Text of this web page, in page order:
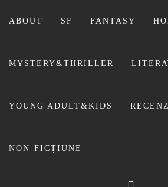
ABOUT SF FANTASY
MYSTERY&THRILLER
YOUNG ADULT&KIDS
NON-FICȚIUNE